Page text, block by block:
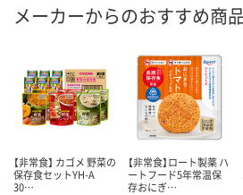
メーカーからのおすすめ商
【非常食】 カゴメ 野菜の
保存食セットYH-A
30…
【非常食】ロート製薬 ハ
ートフード5年常温保
存おにぎ…